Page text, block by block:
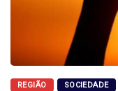
REGIÃO SOCIEDADE